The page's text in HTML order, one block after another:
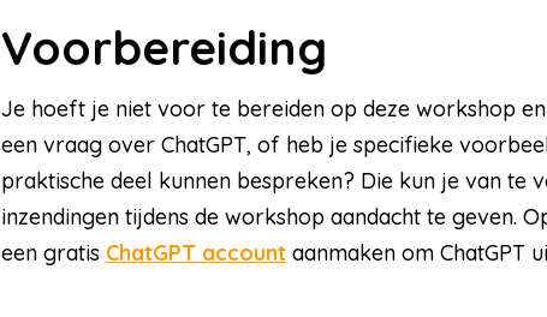
Voorbereiding
Je hoeft je niet voor te bereiden op deze workshop
een vraag over ChatGPT, of heb je specifieke
praktische deel kunnen bespreken? Die kun je van te
inzendingen tijdens de workshop aandacht te geven.
een gratis ChatGPT accountaanmaken om ChatGPT